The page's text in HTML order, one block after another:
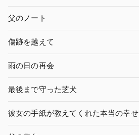
父のノート
傷跡を越えて
雨の日の再会
最後まで守った芝犬
彼女の手紙が教えてくれた本当の幸せ